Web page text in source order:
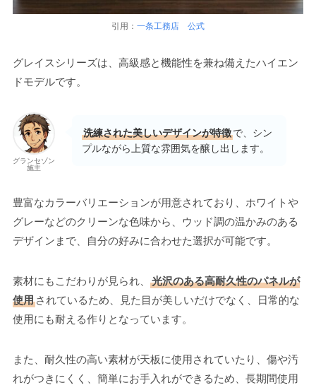
引用： 一条工務店 公式
グレイスシリーズは、高級感と機能性を兼ね備えたハイエン
ドモデルです。
グランセゾン
施主
洗練された美しいデザインが特徴で、シン
プルながら上質な雰囲気を醸し出します。
豊富なカラーバリエーションが用意されており、ホワイトや
グレーなどのクリーンな色味から、ウッド調の温かみのある
デザインまで、自分の好みに合わせた選択が可能です。
素材にもこだわりが見られ、
光沢のある高耐久性のパネルが
使用されているため、見た目が美しいだけでなく、日常的な
使用にも耐える作りとなっています。
また、耐久性の高い素材が天板に使用されていたり、傷や汚
れがつきにくく、簡単にお手入れができるため、長期間使用